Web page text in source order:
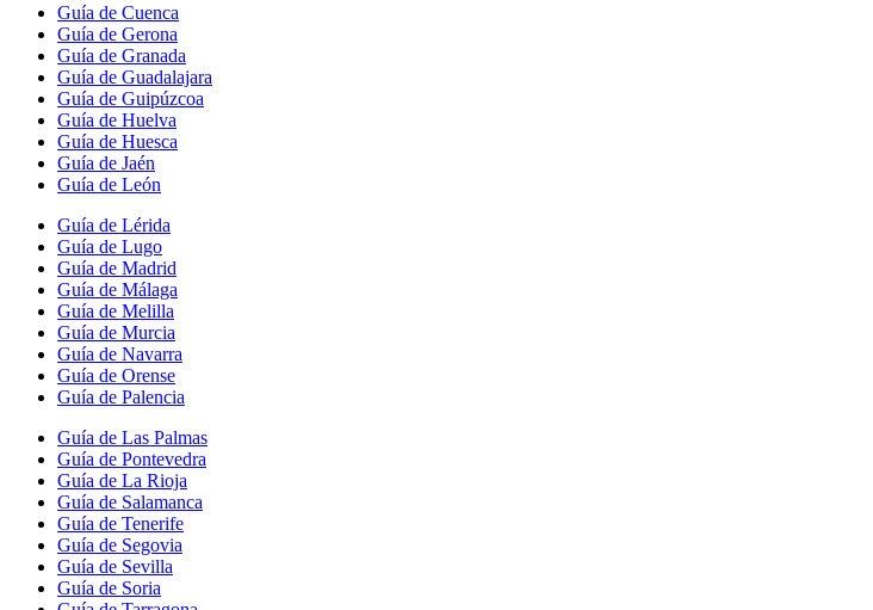
Guía de Cuenca
Guía de Gerona
Guía de Granada
Guía de Guadalajara
Guía de Guipúzcoa
Guía de Huelva
Guía de Huesca
Guía de Jaén
Guía de León
Guía de Lérida
Guía de Lugo
Guía de Madrid
Guía de Málaga
Guía de Melilla
Guía de Murcia
Guía de Navarra
Guía de Orense
Guía de Palencia
Guía de Las Palmas
Guía de Pontevedra
Guía de La Rioja
Guía de Salamanca
Guía de Tenerife
Guía de Segovia
Guía de Sevilla
Guía de Soria